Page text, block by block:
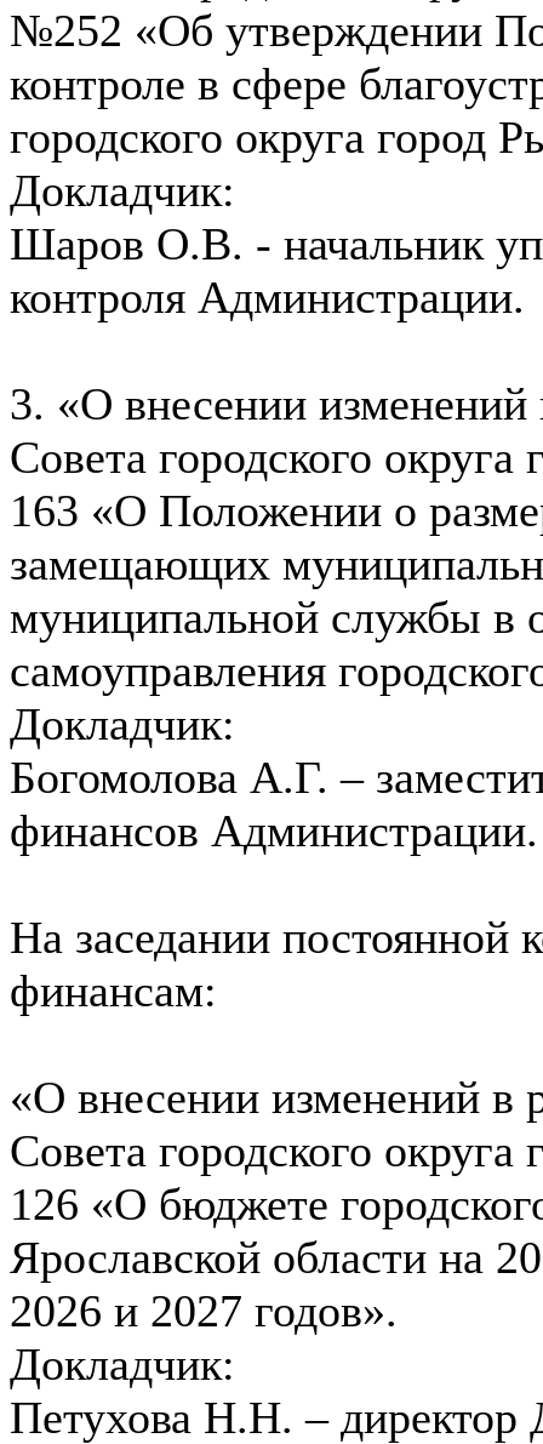
№252 «Об утверждении
контроле в сфере
городского округа город
Докладчик:
Шаров О.В. - начальник
контроля Администрации.
3. «О внесении
Совета городского
163 «О Положении о
замещающих
муниципальной службы в
самоуправления
Докладчик:
Богомолова А.Г. –
финансов Администрации.
На заседании постоянной
финансам:
«О внесении изменений
Совета городского
126 «О бюджете
Ярославской области на
2026 и 2027 годов».
Докладчик:
Петухова Н.Н. – директор